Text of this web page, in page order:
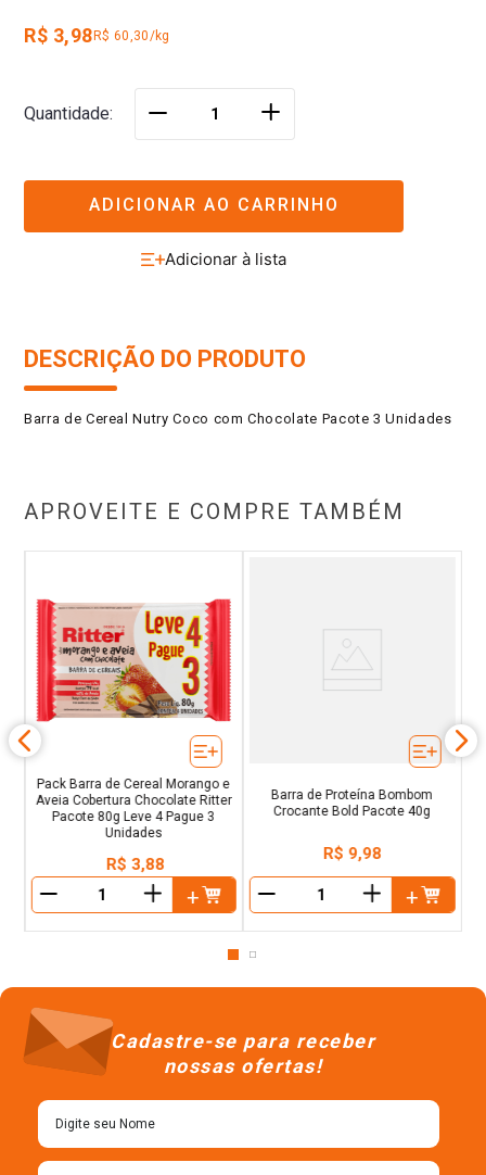
R$ 3,98 R$ 60,30/kg
Quantidade ＋
ADICIONAR AO CARRINHO
DESCRIÇÃO DO PRODUTO
Barra de Cereal Nutry Coco com Chocolate Pacote 3 Unidades
APROVEITE E COMPRE TAMBÉM
Pack Barra de Cereal Morango e
Aveia Cobertura Chocolate Ritter
Pacote 80g Leve 4 Pague 3
Unidades
R$ 3,88
＋
Barra de Proteína Bombom
Crocante Bold Pacote 40g
R$ 9,98
＋
Cadastre-se para receber
nossas ofertas!